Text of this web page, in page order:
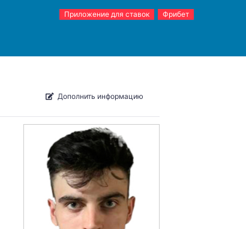
Приложение для ставок Фрибет
Дополнить информацию